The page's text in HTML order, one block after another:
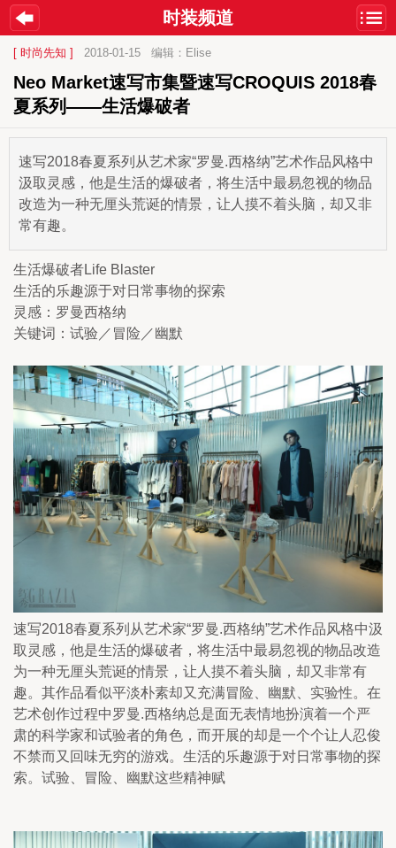
时装频道
[ 时尚先知 ] 2018-01-15 编辑：Elise
Neo Market速写市集暨速写CROQUIS 2018春
夏系列——生活爆破者
速写2018春夏系列从艺术家“罗曼.西格纳”艺术作品风格中
汲取灵感，他是生活的爆破者，将生活中最易忽视的物品
改造为一种无厘头荒诞的情景，让人摸不着头脑，却又非
常有趣。
生活爆破者Life Blaster
生活的乐趣源于对日常事物的探索
灵感：罗曼西格纳
关键词：试验／冒险／幽默
速写2018春夏系列从艺术家“罗曼.西格纳”艺术作品风格中汲
取灵感，他是生活的爆破者，将生活中最易忽视的物品改造
为一种无厘头荒诞的情景，让人摸不着头脑，却又非常有
趣。其作品看似平淡朴素却又充满冒险、幽默、实验性。在
艺术创作过程中罗曼.西格纳总是面无表情地扮演着一个严
肃的科学家和试验者的角色，而开展的却是一个个让人忍俊
不禁而又回味无穷的游戏。生活的乐趣源于对日常事物的探
索。试验、冒险、幽默这些精神赋